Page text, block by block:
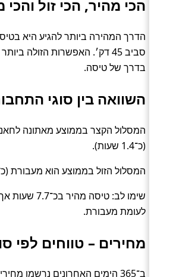
הכי מהיר, הכי זול
הדרך המהירה ביותר להגיע היא
בדרך של טיסה.
השוואה בין סוגי
המסלול הקצר בממוצע מאתונה
(כ־1.4 שעות).
המסלול הזול בממוצע הוא מעבורת (כ־192
לעומת מעבורת.
מחירים – טווחים לפי
ב־365 הימים האחרונים נרשמו